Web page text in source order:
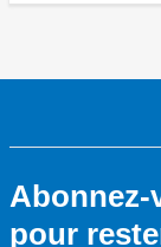
Abonnez-
pour